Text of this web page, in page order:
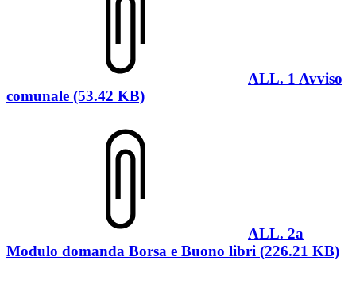
ALL. 1 Avviso
comunale (53.42 KB)
ALL. 2a
Modulo domanda Borsa e Buono libri (226.21 KB)